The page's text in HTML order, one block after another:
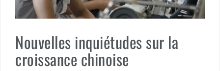
Nouvelles inquiétudes sur la
croissance chinoise